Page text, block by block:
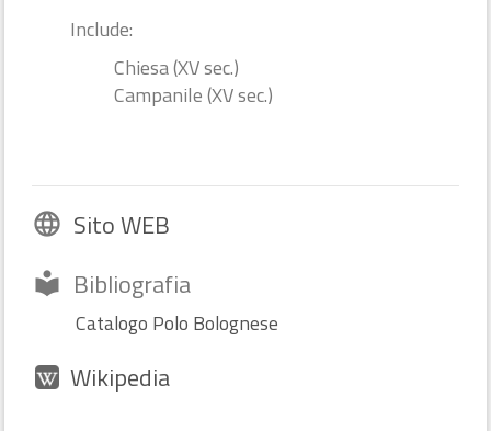
Include:
Chiesa (XV sec.)
Campanile (XV sec.)
language Sito WEB
local_library Bibliografia
Catalogo Polo Bolognese
Wikipedia